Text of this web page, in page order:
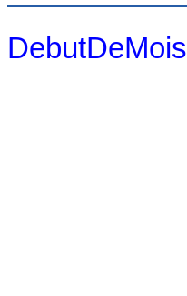
DebutDeMois